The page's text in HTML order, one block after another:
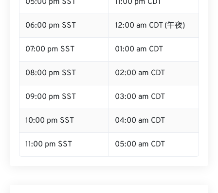
05:00 pm SST 11:00 pm CDT
06:00 pm SST 12:00 am CDT (午夜)
07:00 pm SST 01:00 am CDT
08:00 pm SST 02:00 am CDT
09:00 pm SST 03:00 am CDT
10:00 pm SST 04:00 am CDT
11:00 pm SST 05:00 am CDT